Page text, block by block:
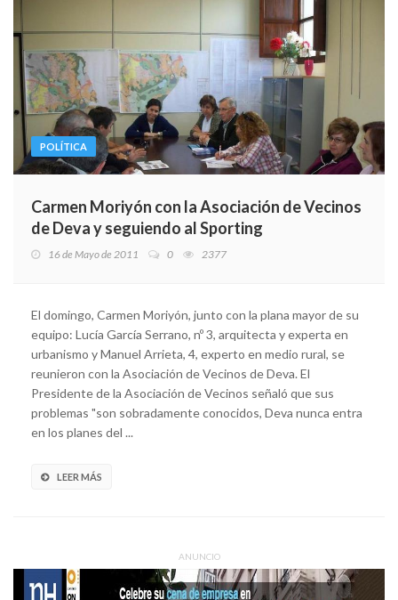
POLÍTICA
Carmen Moriyón con la Asociación de Vecinos
de Deva y seguiendo al Sporting
16 de Mayo de 2011 0 2377
El domingo, Carmen Moriyón, junto con la plana mayor de su
equipo: Lucía García Serrano, nº 3, arquitecta y experta en
urbanismo y Manuel Arrieta, 4, experto en medio rural, se
reunieron con la Asociación de Vecinos de Deva. El
Presidente de la Asociación de Vecinos señaló que sus
problemas "son sobradamente conocidos, Deva nunca entra
en los planes del ...
LEER MÁS
ANUNCIO